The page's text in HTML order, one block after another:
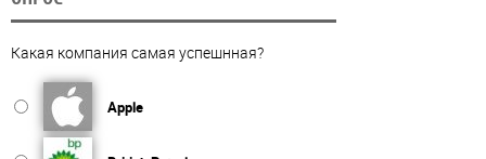
Какая компания самая успешнная?
Apple